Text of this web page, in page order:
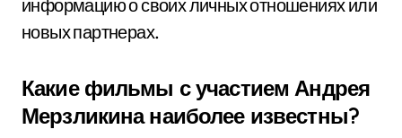
информацию о своих личных отношениях или
новых партнерах.
Какие фильмы с участием Андрея
Мерзликина наиболее известны?